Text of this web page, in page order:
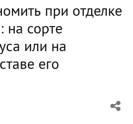
при отделке
на сорте
или на
его